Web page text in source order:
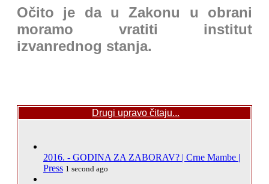
Očito je da u Zakonu u obrani
moramo vratiti institut
izvanrednog stanja.
Drugi upravo čitaju...
2016. - GODINA ZA ZABORAV? | Crne Mambe |
Press 1 second ago